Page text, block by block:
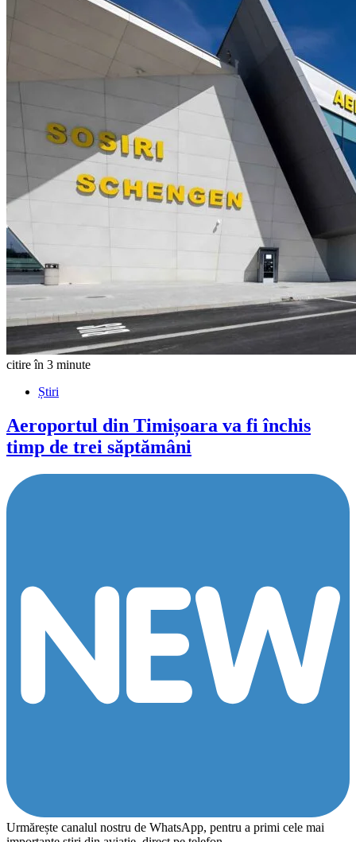
citire în 3 minute
Știri
Aeroportul din Timișoara va fi închis
timp de trei săptămâni
Urmărește canalul nostru de WhatsApp, pentru a primi cele mai